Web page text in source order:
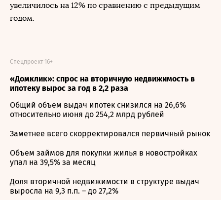
увеличилось на 12% по сравнению с предыдущим
годом.
«Домклик»: спрос на вторичную недвижимость в
ипотеку вырос за год в 2,2 раза
Спецпроект 16+
Общий объем выдач ипотек снизился на 26,6%
относительно июня до 254,2 млрд рублей
Заметнее всего скорректировался первичный рынок
Объем займов для покупки жилья в новостройках
упал на 39,5% за месяц
Доля вторичной недвижимости в структуре выдач
выросла на 9,3 п.п. – до 27,2%